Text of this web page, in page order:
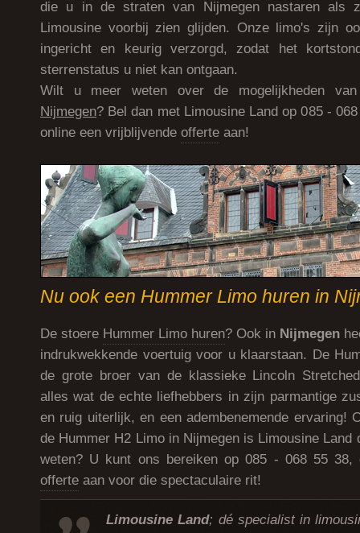
die u in de straten van Nijmegen nastaren als
Limousine voorbij zien glijden. Onze limo's zijn
ingericht en keurig verzorgd, zodat het
sterrenstatus u niet kan ontgaan.
Wilt u meer weten over de mogelijkheden van
Nijmegen? Bel dan met Limousine Land op 085 -
online een vrijblijvende offerte aan!
Nu ook een Hummer Limo huren in
De stoere Hummer Limo huren? Ook in Nijmegen
indrukwekkende voertuig voor u klaarstaan. De
de grote broer van de klassieke Lincoln
alles wat de echte liefhebbers in zijn parmantige
en ruig uiterlijk, en een adembenemende ervaring!
de Hummer H2 Limo in Nijmegen is Limousine Land
weten? U kunt ons bereiken op 085 - 068 55 38,
offerte aan voor die spectaculaire rit!
Limousine Land; dé specialist in